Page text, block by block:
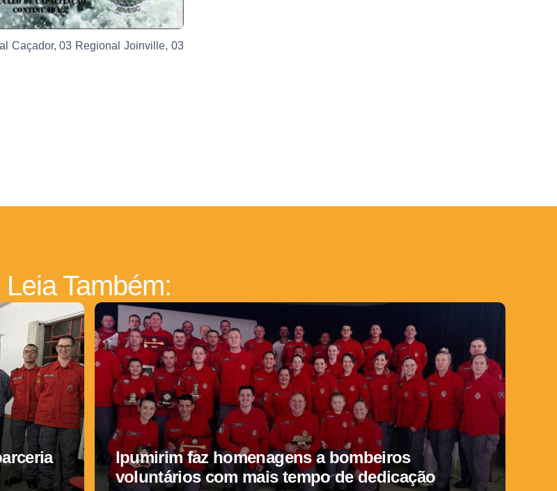
Caçador, 03 Regional Joinville, 03
Leia Também:
Ipumirim faz homenagens a bombeiros
voluntários com mais tempo de dedicação